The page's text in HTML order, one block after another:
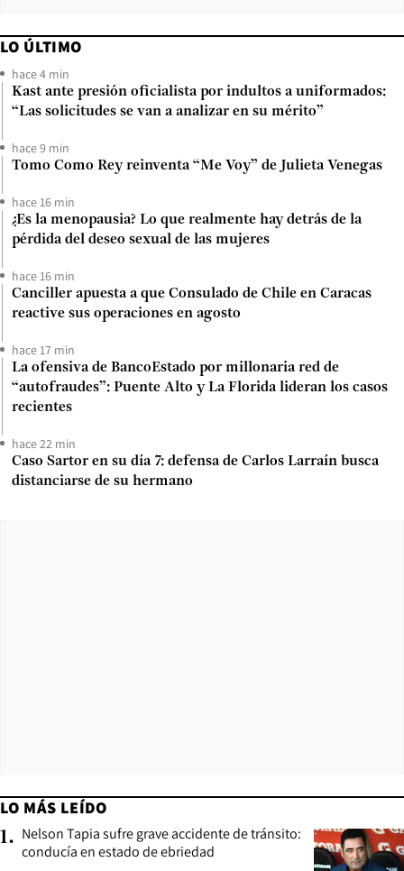
LO ÚLTIMO
hace 4 min
Kast ante presión oficialista por indultos a uniformados:
“Las solicitudes se van a analizar en su mérito”
hace 9 min
Tomo Como Rey reinventa “Me Voy” de Julieta Venegas
hace 16 min
¿Es la menopausia? Lo que realmente hay detrás de la
pérdida del deseo sexual de las mujeres
hace 16 min
Canciller apuesta a que Consulado de Chile en Caracas
reactive sus operaciones en agosto
hace 17 min
La ofensiva de BancoEstado por millonaria red de
“autofraudes”: Puente Alto y La Florida lideran los casos
recientes
hace 22 min
Caso Sartor en su día 7: defensa de Carlos Larraín busca
distanciarse de su hermano
LO MÁS LEÍDO
1. Nelson Tapia sufre grave accidente de tránsito:
conducía en estado de ebriedad